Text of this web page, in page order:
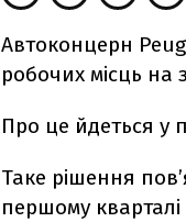
Автоконцерн
робочих місць на
Про це йдеться у
Таке рішення
першому кварталі